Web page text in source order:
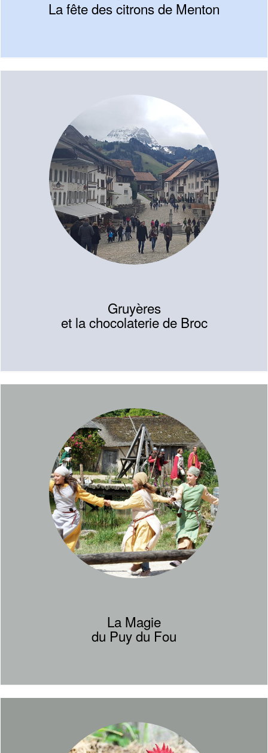
La fête des citrons de Menton
Gruyères
et la chocolaterie de Broc
La Magie
du Puy du Fou